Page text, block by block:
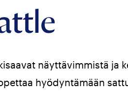
näyttävimmistä ja
hyödyntämään